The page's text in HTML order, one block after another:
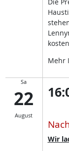
Mehr
Sa
22
August
Wir